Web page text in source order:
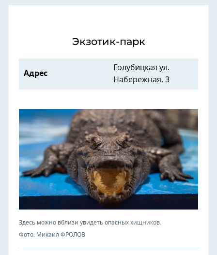
Экзотик-парк
Адрес
Голубицкая ул.
Набережная, 3
Здесь можно вблизи увидеть опасных хищников.
Фото: Михаил ФРОЛОВ